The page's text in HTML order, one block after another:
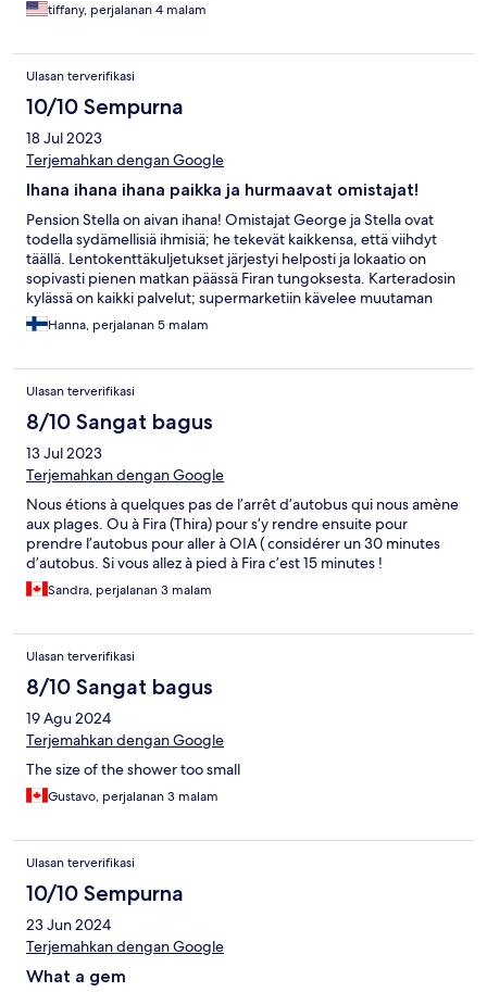
tiffany, perjalanan 4 malam
Ulasan terverifikasi
10/10 Sempurna
18 Jul 2023
Terjemahkan dengan Google
Ihana ihana ihana paikka ja hurmaavat omistajat!
Pension Stella on aivan ihana! Omistajat George ja Stella ovat
todella sydämellisiä ihmisiä; he tekevät kaikkensa, että viihdyt
täällä. Lentokenttäkuljetukset järjestyi helposti ja lokaatio on
sopivasti pienen matkan päässä Firan tungoksesta. Karteradosin
kylässä on kaikki palvelut; supermarketiin kävelee muutaman
minuutin ja vastapäätä on yksi saaren parhaista ravintoloista.
Bussilla pääsee helposti biitseille, jos kaipaa vaihtelua omalle
Hanna, perjalanan 5 malam
Ulasan terverifikasi
8/10 Sangat bagus
13 Jul 2023
Terjemahkan dengan Google
Nous étions à quelques pas de l’arrêt d’autobus qui nous amène
aux plages. Ou à Fira (Thira) pour s’y rendre ensuite pour
prendre l’autobus pour aller à OIA ( considérer un 30 minutes
d’autobus. Si vous allez à pied à Fira c’est 15 minutes !
Sandra, perjalanan 3 malam
Ulasan terverifikasi
8/10 Sangat bagus
19 Agu 2024
Terjemahkan dengan Google
The size of the shower too small
Gustavo, perjalanan 3 malam
Ulasan terverifikasi
10/10 Sempurna
23 Jun 2024
Terjemahkan dengan Google
What a gem